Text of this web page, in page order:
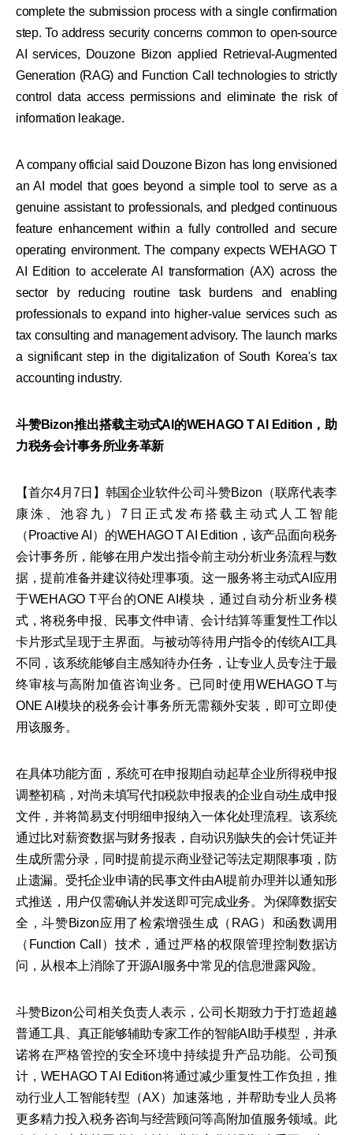
complete the submission process with a single confirmation
step. To address security concerns common to open-source
AI services, Douzone Bizon applied Retrieval-Augmented
Generation (RAG) and Function Call technologies to strictly
control data access permissions and eliminate the risk of
information leakage.
A company official said Douzone Bizon has long envisioned
an AI model that goes beyond a simple tool to serve as a
genuine assistant to professionals, and pledged continuous
feature enhancement within a fully controlled and secure
operating environment. The company expects WEHAGO T
AI Edition to accelerate AI transformation (AX) across the
sector by reducing routine task burdens and enabling
professionals to expand into higher-value services such as
tax consulting and management advisory. The launch marks
a significant step in the digitalization of South Korea's tax
accounting industry.
斗赞Bizon推出搭载主动式AI的WEHAGO T AI Edition，助
力税务会计事务所业务革新
【首尔4月7日】韩国企业软件公司斗赞Bizon（联席代表李
康洙、池容九）7日正式发布搭载主动式人工智能
（Proactive AI）的WEHAGO T AI Edition，该产品面向税务
会计事务所，能够在用户发出指令前主动分析业务流程与数
据，提前准备并建议待处理事项。这一服务将主动式AI应用
于WEHAGO T平台的ONE AI模块，通过自动分析业务模
式，将税务申报、民事文件申请、会计结算等重复性工作以
卡片形式呈现于主界面。与被动等待用户指令的传统AI工具
不同，该系统能够自主感知待办任务，让专业人员专注于最
终审核与高附加值咨询业务。已同时使用WEHAGO T与
ONE AI模块的税务会计事务所无需额外安装，即可立即使
用该服务。
在具体功能方面，系统可在申报期自动起草企业所得税申报
调整初稿，对尚未填写代扣税款申报表的企业自动生成申报
文件，并将简易支付明细申报纳入一体化处理流程。该系统
通过比对薪资数据与财务报表，自动识别缺失的会计凭证并
生成所需分录，同时提前提示商业登记等法定期限事项，防
止遗漏。受托企业申请的民事文件由AI提前办理并以通知形
式推送，用户仅需确认并发送即可完成业务。为保障数据安
全，斗赞Bizon应用了检索增强生成（RAG）和函数调用
（Function Call）技术，通过严格的权限管理控制数据访
问，从根本上消除了开源AI服务中常见的信息泄露风险。
斗赞Bizon公司相关负责人表示，公司长期致力于打造超越
普通工具、真正能够辅助专家工作的智能AI助手模型，并承
诺将在严格管控的安全环境中持续提升产品功能。公司预
计，WEHAGO T AI Edition将通过减少重复性工作负担，推
动行业人工智能转型（AX）加速落地，并帮助专业人员将
更多精力投入税务咨询与经营顾问等高附加值服务领域。此